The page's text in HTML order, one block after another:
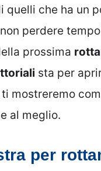
quelli che ha un
perdere
prossima
sta per
ti mostreremo
al meglio.
per